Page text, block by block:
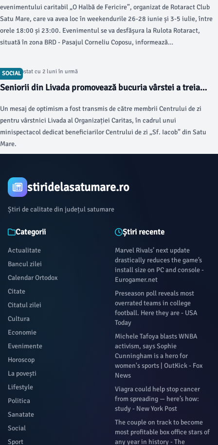
evenimentului caritabil „O Halbă de Fericire”, organizat de Rotaract Club
Satu Mare, care va avea loc în weekendurile 26-28 iunie și 3-5 iulie, între
orele 18:00 și 23:00. Evenimentul se va desfășura la Rulota Rotaract,
situată în zona BRD - Pasajul Corneliu Coposu, informează
SOCIAL
Articol postat cu 2 luni în urmă
Seniorii din Livada promovează bucuria vârstei a treia
Un mesaj de optimism a fost transmis de către membrii Centrului de zi
pentru vârstnici Livada al Organizației Caritas, în cadrul unui
minispectacol dedicat beneficiarilor Centrului de zi „Sf. Iacob” din Satu
Mare.
stiridelasatumare.ro
Știri de calitate din județul satumare
Categorii
Actualitate
Bancul zilei
Calendar Ortodox
Citate
Citatul zilei
Cultura
Economie
Evenimente
Horoscop
La povești
Lifestyle
Politica
Sanatate
Social
Sport
Știri recente
Marvel Rivals’ next update
drastically reduces the game’s
install size on PC and console -
Eurogamer.net
Preseason poll reveals most
overrated teams in college
football. Here they are - USA
Today
Michele Tafoya blasts WNBA
activism, says Sophie
Cunningham is a hero for
women's sports | OutKick - Fox
News
Viagra could help stop cancer
from spreading — here’s how:
study - New York Post
The couple on track to become
most profitable box office stars of
any year in history - The